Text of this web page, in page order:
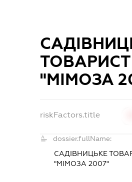
"МІМОЗА
riskFactors.title
dossier.fullName:
САДІВНИЦЬКЕ
"МІМОЗА 2007"